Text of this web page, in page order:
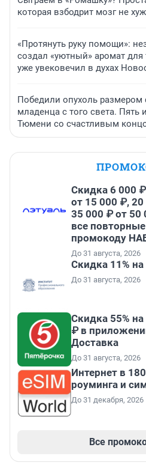
которая взбодрит мозг не
«Протянуть руку помощи»:
создал «уютный» аромат для
уже увековечил в духах
Победили опухоль
младенца с того света. Пять
Тюмени со счастливым
Скидка 6 000
от 15 000 ₽,
35 000 ₽ от 50
все
промокоду
До 31 августа, 2026
Скидка 11%
До 31 августа, 2026
Скидка 55%
₽ в
Доставка
До 31 августа, 2026
Интернет в
роуминга и
До 31 декабря, 2026
Все